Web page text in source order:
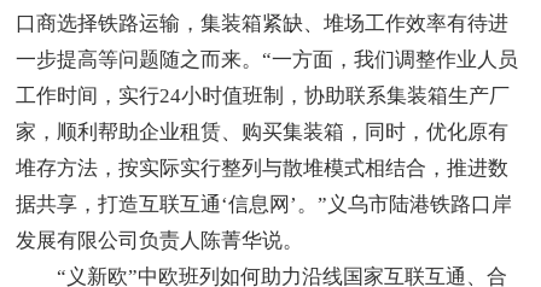
口商选择铁路运输，集装箱紧缺、堆场工作效率有待进
一步提高等问题随之而来。“一方面，我们调整作业人员
工作时间，实行24小时值班制，协助联系集装箱生产厂
家，顺利帮助企业租赁、购买集装箱，同时，优化原有
堆存方法，按实际实行整列与散堆模式相结合，推进数
据共享，打造互联互通‘信息网’。”义乌市陆港铁路口岸
发展有限公司负责人陈菁华说。
“义新欧”中欧班列如何助力沿线国家互联互通、合